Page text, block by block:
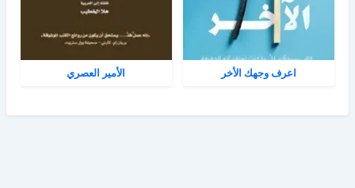
اعرف وجهك الأخر الأمير العصري